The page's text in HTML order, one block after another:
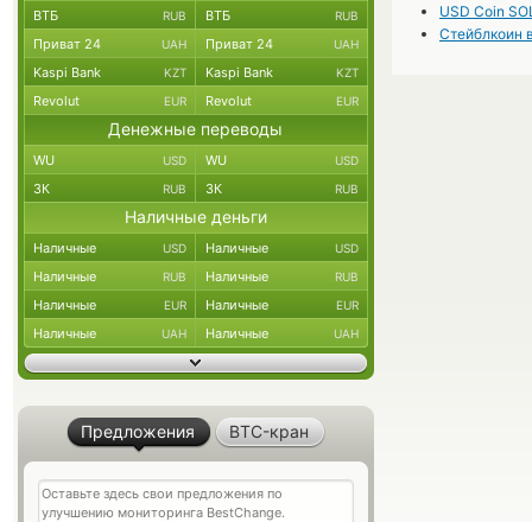
USD Coin
Стейблкоин
ВТБ RUB ВТБ RUB
Приват 24 UAH Приват 24 UAH
Kaspi Bank KZT Kaspi Bank KZT
Revolut EUR Revolut EUR
Денежные переводы
WU USD WU USD
ЗК RUB ЗК RUB
Наличные деньги
Наличные USD Наличные USD
Наличные RUB Наличные RUB
Наличные EUR Наличные EUR
Наличные UAH Наличные UAH
Предложения BTC-кран